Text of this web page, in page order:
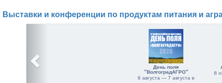
Выставки и конференции по продуктам питания и
День поля
"ВолгоградАГРО"
6 августа — 7 августа в
6